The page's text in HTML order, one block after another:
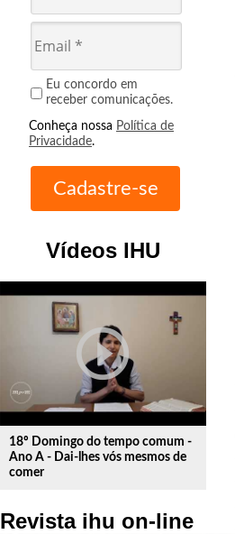
Eu concordo em
receber comunicações.
Conheça nossa Política de
Privacidade.
Vídeos IHU
play_circle_outline
18º Domingo do tempo comum -
Ano A - Dai-lhes vós mesmos de
comer
Revista ihu on-line